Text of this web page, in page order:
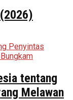
tentang
Melawan